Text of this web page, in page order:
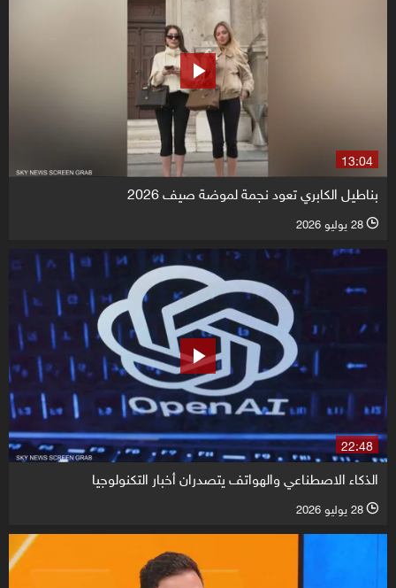
13:04
بناطيل الكابري تعود نجمة لموضة صيف 2026
l 28 يوليو 2026
22:48
الذكاء الاصطناعي والهواتف يتصدران أخبار التكنولوجيا
l 28 يوليو 2026